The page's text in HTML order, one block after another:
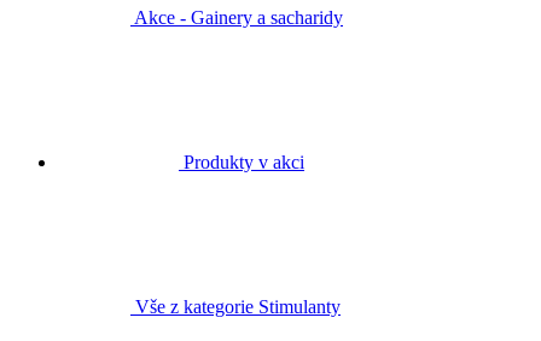
Akce - Gainery a sacharidy
Produkty v akci
Vše z kategorie Stimulanty